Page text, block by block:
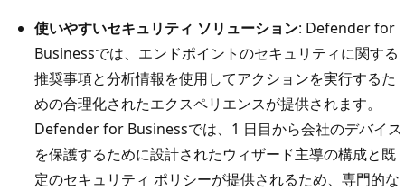
使いやすいセキュリティ ソリューション: Defender for
Businessでは、エンドポイントのセキュリティに関する
推奨事項と分析情報を使用してアクションを実行するた
めの合理化されたエクスペリエンスが提供されます。
Defender for Businessでは、1 日目から会社のデバイス
を保護するために設計されたウィザード主導の構成と既
定のセキュリティ ポリシーが提供されるため、専門的な